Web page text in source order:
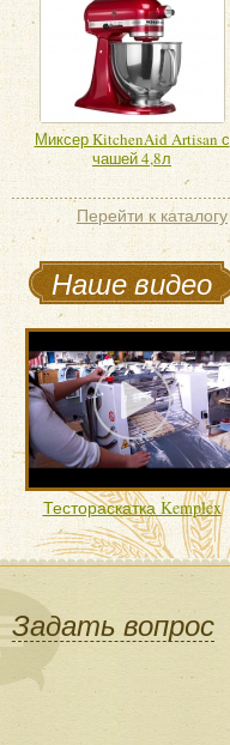
Миксер KitchenAid Artisan с
чашей 4,8л
Перейти к каталогу
Наше видео
Тестораскатка Kemplex
Задать вопрос